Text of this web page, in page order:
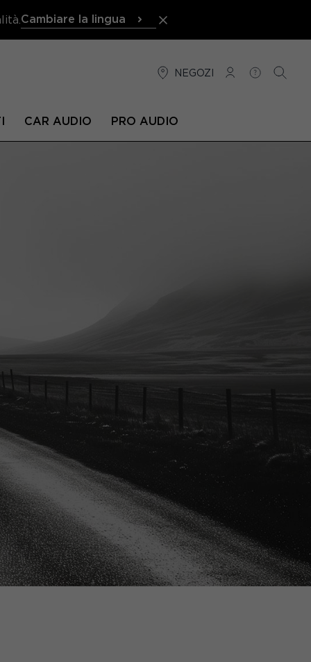
Cambiare la lingua
NEGOZI
CONNESSIONE
AIUTO
CAR AUDIO PRO AUDIO